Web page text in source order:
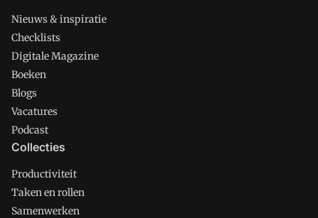
Nieuws & inspiratie
Checklists
Digitale Magazine
Boeken
Blogs
Vacatures
Podcast
Collecties
Productiviteit
Taken en rollen
Samenwerken